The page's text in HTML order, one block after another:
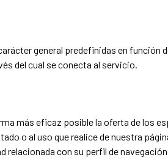
general predefinidas en función
del cual se conecta al servicio.
más eficaz posible la oferta de los
o al uso que realice de nuestra
con su perfil de navegación.